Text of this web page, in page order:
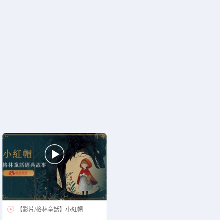
正在为您加载新内容

 【影片/格林童話】小紅帽